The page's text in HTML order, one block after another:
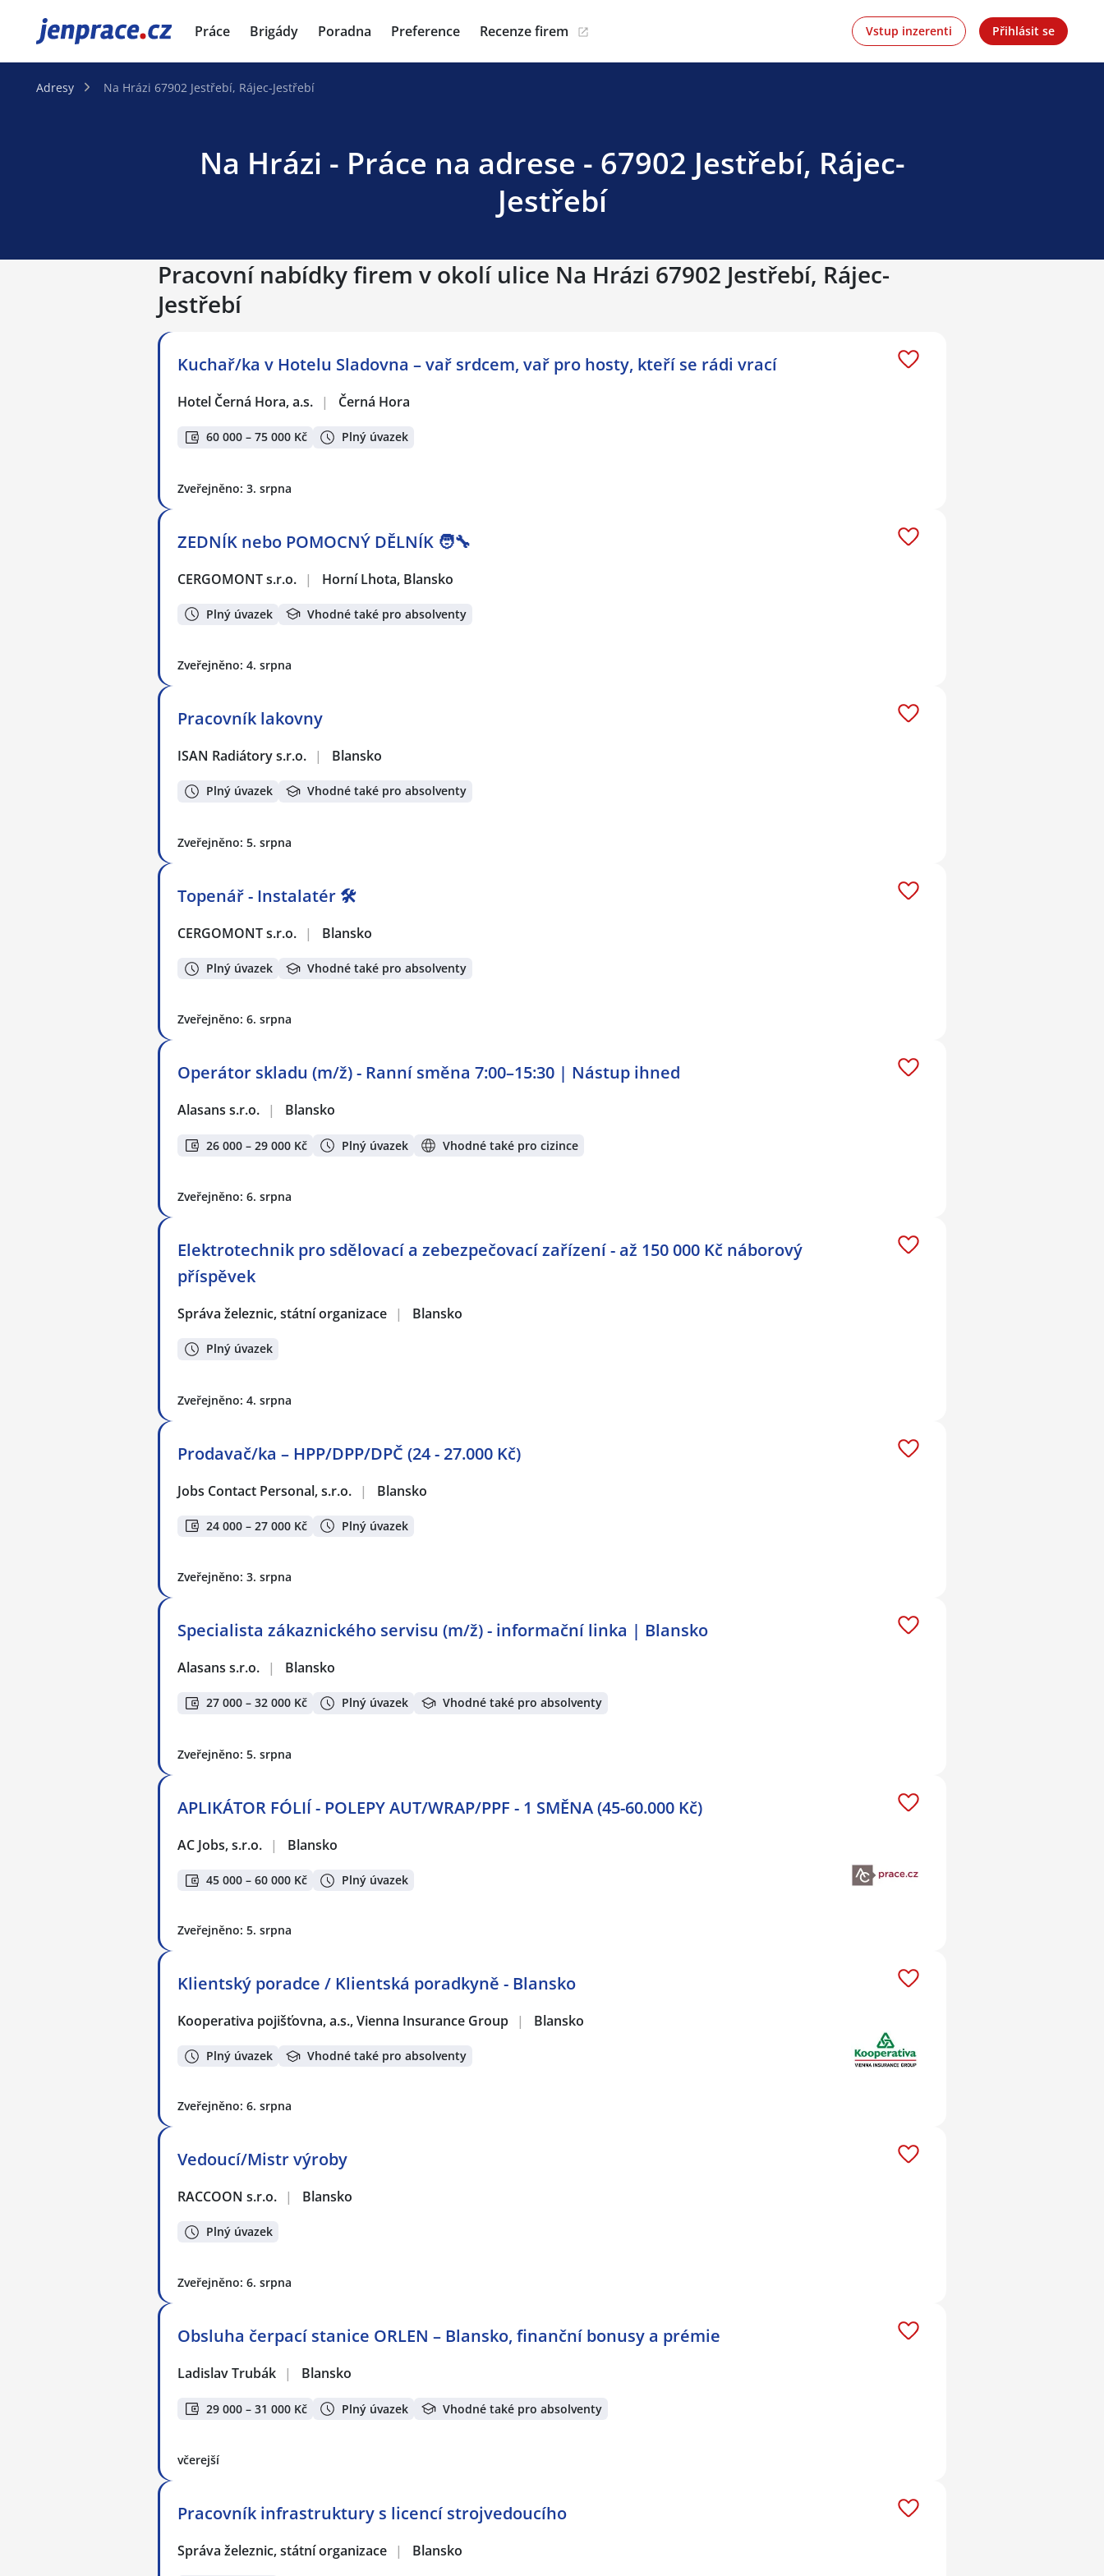
JenPráce.cz Práce Brigády Poradna Preference Recenze firem Vstup inzerenti Přihlásit se
Adresy Na Hrázi 67902 Jestřebí, Rájec-Jestřebí
Na Hrázi - Práce na adrese - 67902 Jestřebí, Rájec-
Jestřebí
Pracovní nabídky firem v okolí ulice Na Hrázi 67902 Jestřebí, Rájec-
Jestřebí
Kuchař/ka v Hotelu Sladovna – vař srdcem, vař pro hosty, kteří se rádi vrací
Hotel Černá Hora, a.s. | Černá Hora
60 000 – 75 000 Kč Plný úvazek
Zveřejněno: 3. srpna
ZEDNÍK nebo POMOCNÝ DĚLNÍK 🧑‍🔧
CERGOMONT s.r.o. | Horní Lhota, Blansko
Plný úvazek Vhodné také pro absolventy
Zveřejněno: 4. srpna
Pracovník lakovny
ISAN Radiátory s.r.o. | Blansko
Plný úvazek Vhodné také pro absolventy
Zveřejněno: 5. srpna
Topenář - Instalatér 🛠️
CERGOMONT s.r.o. | Blansko
Plný úvazek Vhodné také pro absolventy
Zveřejněno: 6. srpna
Operátor skladu (m/ž) - Ranní směna 7:00–15:30 | Nástup ihned
Alasans s.r.o. | Blansko
26 000 – 29 000 Kč Plný úvazek Vhodné také pro cizince
Zveřejněno: 6. srpna
Elektrotechnik pro sdělovací a zebezpečovací zařízení - až 150 000 Kč náborový
příspěvek
Správa železnic, státní organizace | Blansko
Plný úvazek
Zveřejněno: 4. srpna
Prodavač/ka – HPP/DPP/DPČ (24 - 27.000 Kč)
Jobs Contact Personal, s.r.o. | Blansko
24 000 – 27 000 Kč Plný úvazek
Zveřejněno: 3. srpna
Specialista zákaznického servisu (m/ž) - informační linka | Blansko
Alasans s.r.o. | Blansko
27 000 – 32 000 Kč Plný úvazek Vhodné také pro absolventy
Zveřejněno: 5. srpna
APLIKÁTOR FÓLIÍ - POLEPY AUT/WRAP/PPF - 1 SMĚNA (45-60.000 Kč)
AC Jobs, s.r.o. | Blansko
45 000 – 60 000 Kč Plný úvazek
Zveřejněno: 5. srpna
Klientský poradce / Klientská poradkyně - Blansko
Kooperativa pojišťovna, a.s., Vienna Insurance Group | Blansko
Plný úvazek Vhodné také pro absolventy
Zveřejněno: 6. srpna
Vedoucí/Mistr výroby
RACCOON s.r.o. | Blansko
Plný úvazek
Zveřejněno: 6. srpna
Obsluha čerpací stanice ORLEN – Blansko, finanční bonusy a prémie
Ladislav Trubák | Blansko
29 000 – 31 000 Kč Plný úvazek Vhodné také pro absolventy
včerejší
Pracovník infrastruktury s licencí strojvedoucího
Správa železnic, státní organizace | Blansko